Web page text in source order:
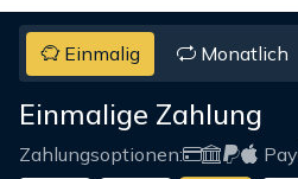
Einmalig Monatlich
Einmalige Zahlung
Zahlungsoptionen: Pay